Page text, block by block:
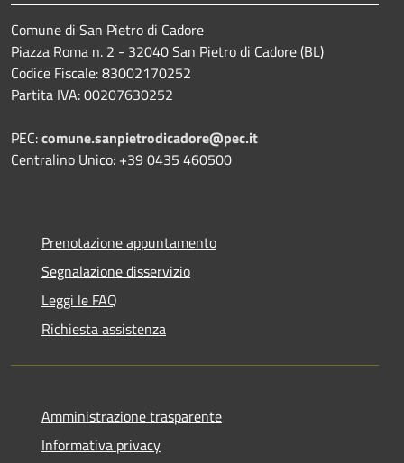
Comune di San Pietro di Cadore
Piazza Roma n. 2 - 32040 San Pietro di Cadore (BL)
Codice Fiscale: 83002170252
Partita IVA: 00207630252
PEC:comune.sanpietrodicadore@pec.it
Centralino Unico: +39 0435 460500
Prenotazione appuntamento
Segnalazione disservizio
Leggi le FAQ
Richiesta assistenza
Amministrazione trasparente
Informativa privacy